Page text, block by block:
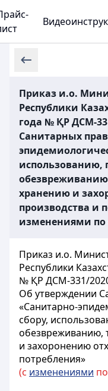
Приказ и.о.
Республики
года № ҚР ДСМ-
Санитарных
хранению и
производства и
изменениями по
Приказ и.о.
Республики
№ ҚР ДСМ-331/
Об утверждении
«Санитарно-
сбору,
обезвреживанию,
и захоронению
потребления»
(с изменениями